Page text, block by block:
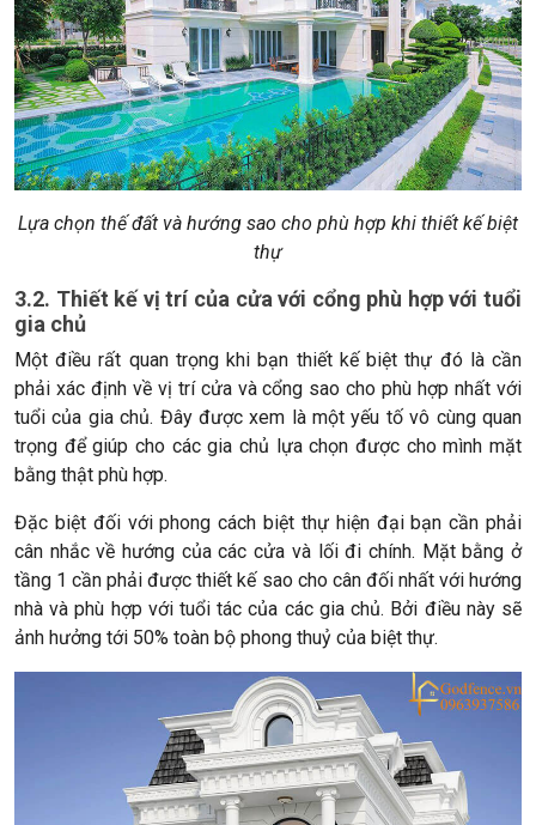
Lựa chọn thế đất và hướng sao cho phù hợp khi thiết kế biệt
thự
3.2. Thiết kế vị trí của cửa với cổng phù hợp với tuổi
gia chủ
Một điều rất quan trọng khi bạn thiết kế biệt thự đó là cần
phải xác định về vị trí cửa và cổng sao cho phù hợp nhất với
tuổi của gia chủ. Đây được xem là một yếu tố vô cùng quan
trọng để giúp cho các gia chủ lựa chọn được cho mình mặt
bằng thật phù hợp.
Đặc biệt đối với phong cách biệt thự hiện đại bạn cần phải
cân nhắc về hướng của các cửa và lối đi chính. Mặt bằng ở
tầng 1 cần phải được thiết kế sao cho cân đối nhất với hướng
nhà và phù hợp với tuổi tác của các gia chủ. Bởi điều này sẽ
ảnh hưởng tới 50% toàn bộ phong thuỷ của biệt thự.